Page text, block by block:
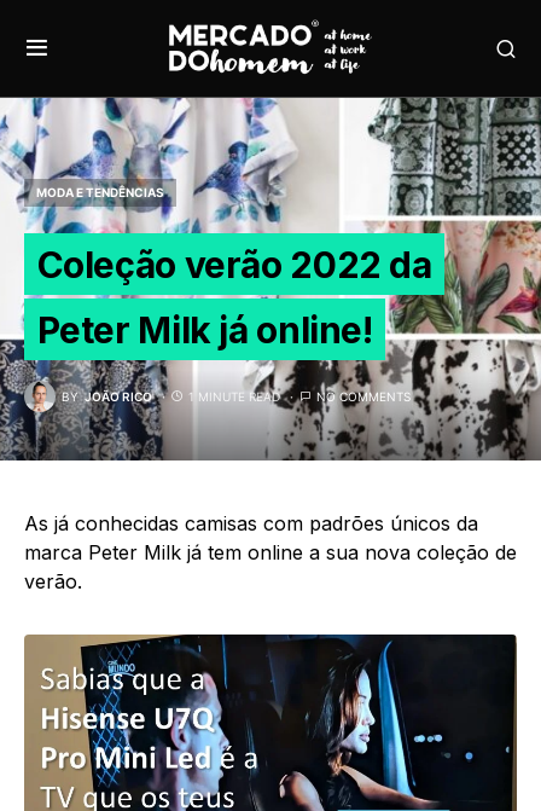
MODA E TENDÊNCIAS
Coleção verão 2022 da
Peter Milk já online!
BY JOÃO RICO 1 MINUTE READ NO COMMENTS
As já conhecidas camisas com padrões únicos da
marca Peter Milk já tem online a sua nova coleção de
verão.